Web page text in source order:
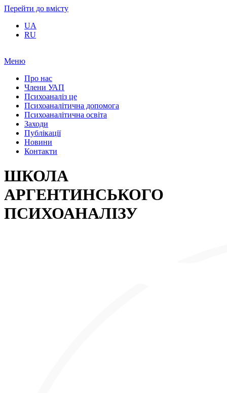
Перейти до вмісту
UA
RU
Меню
Про нас
Члени УАП
Психоаналіз це
Психоаналітична допомога
Психоаналітична освіта
Заходи
Публікації
Новини
Контакти
ШКОЛА
АРГЕНТИНСЬКОГО
ПСИХОАНАЛІЗУ